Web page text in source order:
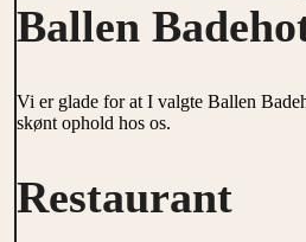
Ballen
Vi er glade for at I valgte Ballen
skønt ophold hos os.
Restaurant